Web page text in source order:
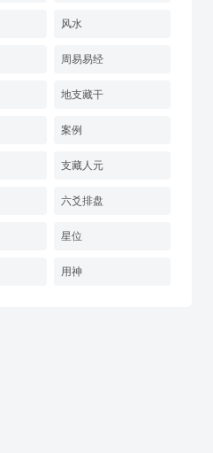
风水
周易易经
地支藏干
案例
支藏人元
六爻排盘
星位
用神